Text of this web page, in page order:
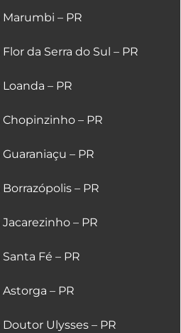
– PR
da Serra do Sul – PR
– PR
– PR
– PR
– PR
– PR
Fé – PR
– PR
Ulysses – PR